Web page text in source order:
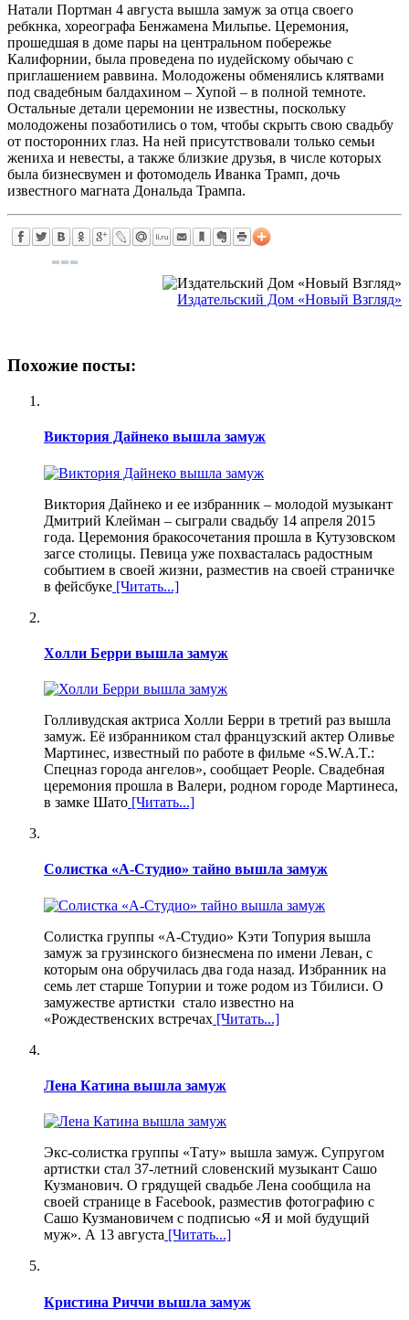
Натали Портман 4 августа вышла замуж за отца своего
ребкнка, хореографа Бенжамена Мильпье. Церемония,
прошедшая в доме пары на центральном побережье
Калифорнии, была проведена по иудейскому обычаю с
приглашением раввина. Молодожены обменялись клятвами
под свадебным балдахином – Хупой – в полной темноте.
Остальные детали церемонии не известны, поскольку
молодожены позаботились о том, чтобы скрыть свою свадьбу
от посторонних глаз. На ней присутствовали только семьи
жениха и невесты, а также близкие друзья, в числе которых
была бизнесвумен и фотомодель Иванка Трамп, дочь
известного магната Дональда Трампа.
Издательский Дом «Новый Взгляд»
Похожие посты:
Виктория Дайнеко вышла замуж
Виктория Дайнеко и ее избранник – молодой музыкант
Дмитрий Клейман – сыграли свадьбу 14 апреля 2015
года. Церемония бракосочетания прошла в Кутузовском
загсе столицы. Певица уже похвасталась радостным
событием в своей жизни, разместив на своей страничке
в фейсбуке [Читать...]
Холли Берри вышла замуж
Голливудская актриса Холли Берри в третий раз вышла
замуж. Её избранником стал французский актер Оливье
Мартинес, известный по работе в фильме «S.W.A.T.:
Спецназ города ангелов», сообщает People. Свадебная
церемония прошла в Валери, родном городе Мартинеса,
в замке Шато [Читать...]
Солистка «А-Студио» тайно вышла замуж
Солистка группы «А-Студио» Кэти Топурия вышла
замуж за грузинского бизнесмена по имени Леван, с
которым она обручилась два года назад. Избранник на
семь лет старше Топурии и тоже родом из Тбилиси. О
замужестве артистки стало известно на
«Рождественских встречах [Читать...]
Лена Катина вышла замуж
Экс-солистка группы «Тату» вышла замуж. Супругом
артистки стал 37-летний словенский музыкант Сашо
Кузманович. О грядущей свадьбе Лена сообщила на
своей странице в Facebook, разместив фотографию с
Сашо Кузмановичем с подписью «Я и мой будущий
муж». А 13 августа [Читать...]
Кристина Риччи вышла замуж